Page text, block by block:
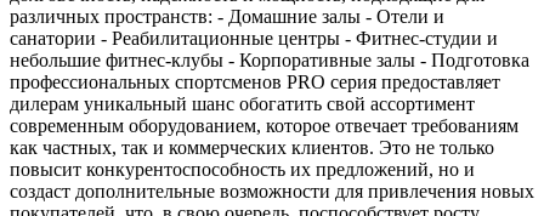
различных пространств: - Домашние залы - Отели и
санатории - Реабилитационные центры - Фитнес-студии и
небольшие фитнес-клубы - Корпоративные залы - Подготовка
профессиональных спортсменов PRO серия предоставляет
дилерам уникальный шанс обогатить свой ассортимент
современным оборудованием, которое отвечает требованиям
как частных, так и коммерческих клиентов. Это не только
повысит конкурентоспособность их предложений, но и
создаст дополнительные возможности для привлечения новых